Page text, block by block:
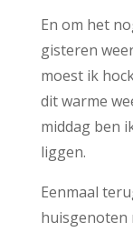
En om het
gisteren
moest ik
dit warme
middag ben
liggen.
Eenmaal
huisgenoten